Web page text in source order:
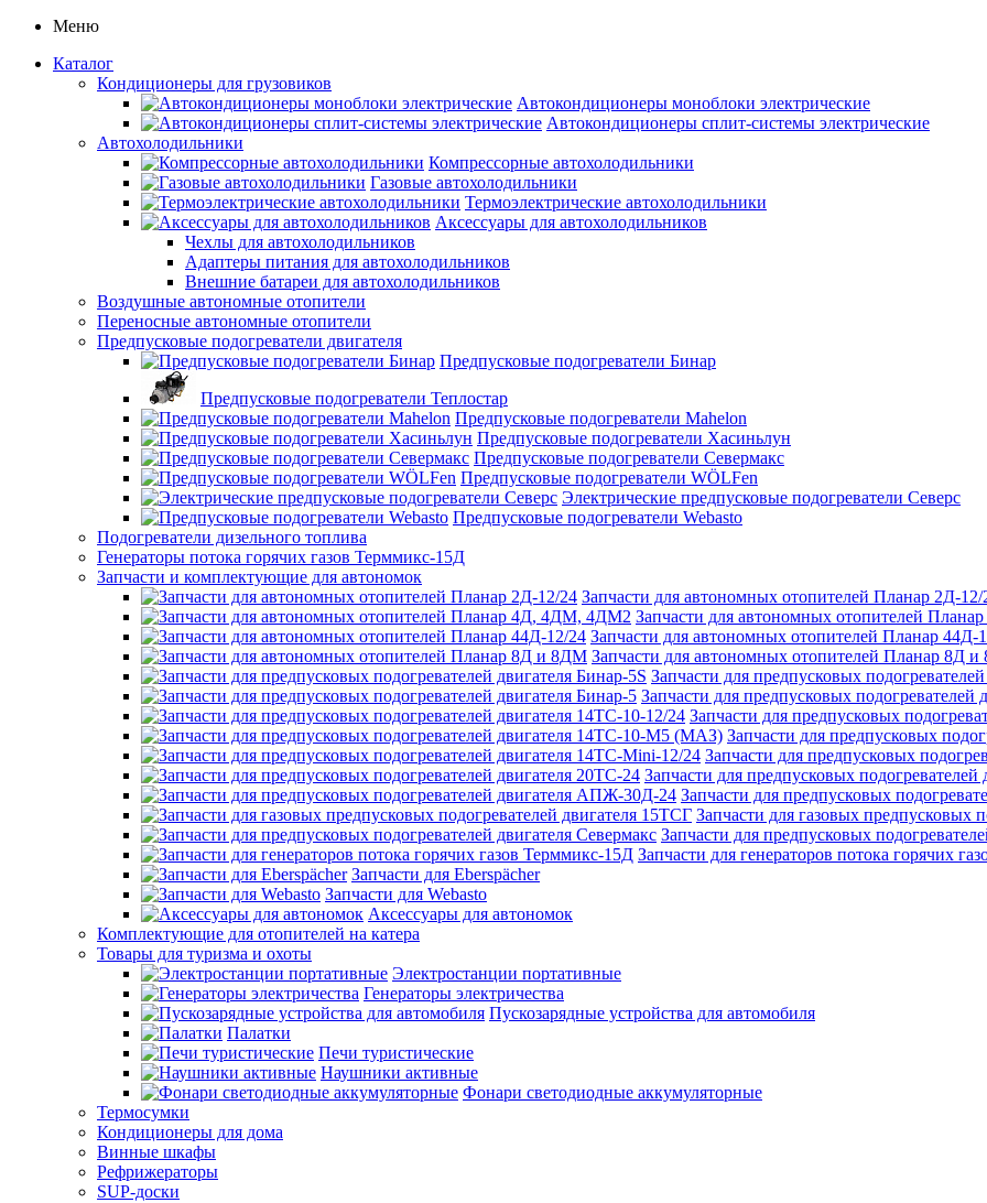
Меню
Каталог
Кондиционеры для грузовиков
Автокондиционеры моноблоки электрические
Автокондиционеры сплит-системы электрические
Автохолодильники
Компрессорные автохолодильники
Газовые автохолодильники
Термоэлектрические автохолодильники
Аксессуары для автохолодильников
Чехлы для автохолодильников
Адаптеры питания для автохолодильников
Внешние батареи для автохолодильников
Воздушные автономные отопители
Переносные автономные отопители
Предпусковые подогреватели двигателя
Предпусковые подогреватели Бинар
Предпусковые подогреватели Теплостар
Предпусковые подогреватели Mahelon
Предпусковые подогреватели Хасиньлун
Предпусковые подогреватели Севермакс
Предпусковые подогреватели WÖLFen
Электрические предпусковые подогреватели Северс
Предпусковые подогреватели Webasto
Подогреватели дизельного топлива
Генераторы потока горячих газов Терммикс-15Д
Запчасти и комплектующие для автономок
Запчасти для автономных отопителей Планар 2Д-12/
Запчасти для автономных отопителей
Запчасти для автономных отопителей Планар 44Д-
Запчасти для автономных отопителей Планар 8Д
Запчасти для предпусковых
Запчасти для предпусковых подогревателей
Запчасти для предпусковых
Запчасти для предпусковых
Запчасти для предпусковых
Запчасти для предпусковых
Запчасти для предпусковых
Запчасти для газовых предпусковых
Запчасти для предпусковых
Запчасти для генераторов потока горячих
Запчасти для Eberspächer
Запчасти для Webasto
Аксессуары для автономок
Комплектующие для отопителей на катера
Товары для туризма и охоты
Электростанции портативные
Генераторы электричества
Пускозарядные устройства для автомобиля
Палатки
Печи туристические
Наушники активные
Фонари светодиодные аккумуляторные
Термосумки
Кондиционеры для дома
Винные шкафы
Рефрижераторы
SUP-доски